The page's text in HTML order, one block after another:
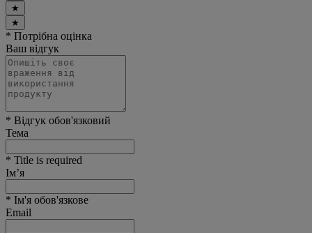
★
★
* Потрібна оцінка
Ваш відгук
* Відгук обов'язковий
Тема
* Title is required
Ім’я
* Ім'я обов'язкове
Email